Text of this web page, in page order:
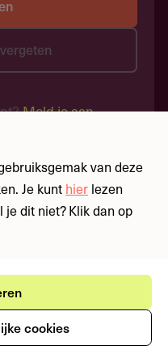
Meld je aan
van deze
Je kunt hier lezen
dit niet? Klik dan op
cookies